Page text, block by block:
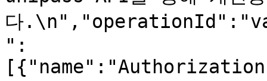
다
":